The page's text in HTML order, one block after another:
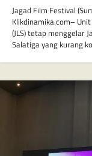
Jagad Film Festival
‎‎Klikdinamika.com–
(JLS) tetap menggelar
Salatiga yang kurang